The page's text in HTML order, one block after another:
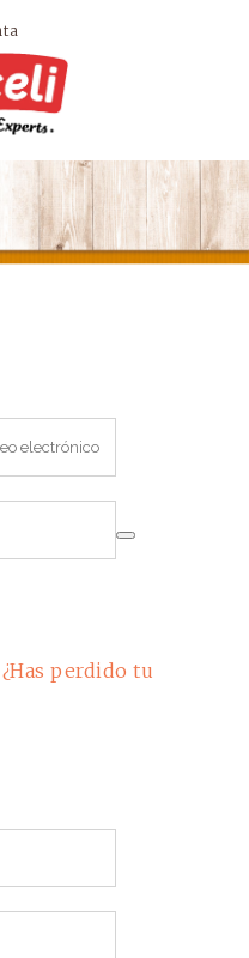
¿Has perdido tu